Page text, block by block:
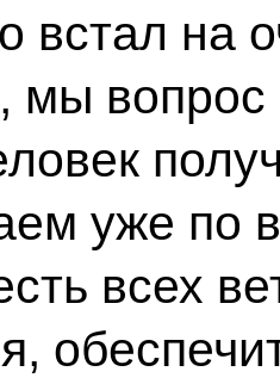
встал на
мы
уже по
всех